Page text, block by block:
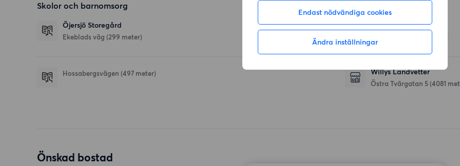
Endast nödvändiga cookies
Ändra inställningar
Skolor och barnomsorg
Öjersjö Storegård
Ekeblads väg (299 meter)
Hossabergsvägen (497 meter)
Coop
Willys Landvetter
Östra Tvärgatan 5 (4081
Önskad bostad